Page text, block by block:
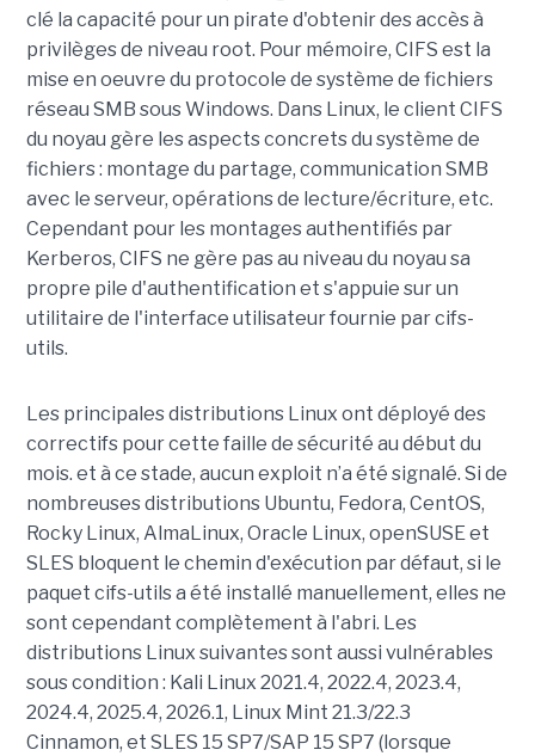
clé la capacité pour un pirate d'obtenir des accès à
privilèges de niveau root. Pour mémoire, CIFS est la
mise en oeuvre du protocole de système de fichiers
réseau SMB sous Windows. Dans Linux, le client CIFS
du noyau gère les aspects concrets du système de
fichiers : montage du partage, communication SMB
avec le serveur, opérations de lecture/écriture, etc.
Cependant pour les montages authentifiés par
Kerberos, CIFS ne gère pas au niveau du noyau sa
propre pile d'authentification et s'appuie sur un
utilitaire de l'interface utilisateur fournie par cifs-
utils.
Les principales distributions Linux ont déployé des
correctifs pour cette faille de sécurité au début du
mois. et à ce stade, aucun exploit n’a été signalé. Si de
nombreuses distributions Ubuntu, Fedora, CentOS,
Rocky Linux, AlmaLinux, Oracle Linux, openSUSE et
SLES bloquent le chemin d'exécution par défaut, si le
paquet cifs-utils a été installé manuellement, elles ne
sont cependant complètement à l'abri. Les
distributions Linux suivantes sont aussi vulnérables
sous condition : Kali Linux 2021.4, 2022.4, 2023.4,
2024.4, 2025.4, 2026.1, Linux Mint 21.3/22.3
Cinnamon, et SLES 15 SP7/SAP 15 SP7 (lorsque